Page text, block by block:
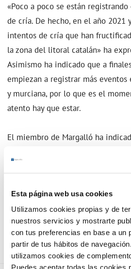
Esta página web usa cookies
Utilizamos cookies propias y de
nuestros servicios y mostrarte
con tus preferencias en base a un
partir de tus hábitos de
utilizamos cookies de
Puedes aceptar todas las cookies
«Poco a poco se están
de cría. De hecho, en el año 2021
intentos de cría que han
la zona del litoral catalán» ha
Asimismo ha indicado que a
empiezan a registrar más
y murciana, por lo que es el
atento hay que estar.
El miembro de Margalló ha
voluntario se requiere gente que
por las horas nocturnas o a
llevar a cabo un registro de todas
monitorizando.